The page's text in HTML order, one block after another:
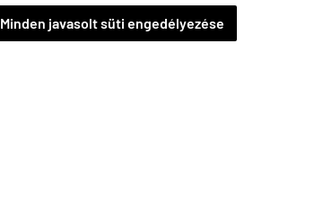
Minden javasolt süti engedélyezése